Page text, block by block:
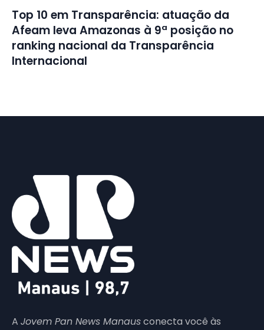
Top 10 em Transparência: atuação da
Afeam leva Amazonas à 9ª posição no
ranking nacional da Transparência
Internacional
A Jovem Pan News Manausconecta você às